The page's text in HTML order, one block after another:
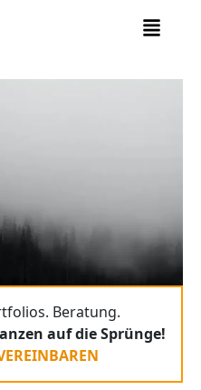
Beratung.
auf die Sprünge!